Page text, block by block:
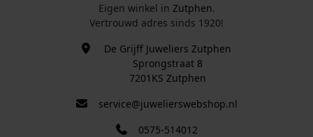
Eigen winkel in Zutphen.
Vertrouwd adres sinds 1920!
De Grijff Juweliers Zutphen
Sprongstraat 8
7201KS Zutphen
service@juwelierswebshop.nl
0575-514012